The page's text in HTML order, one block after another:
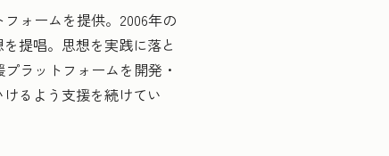
ォームを提供。2006年の
提唱。思想を実践に落と
ラットフォームを開発・
るよう支援を続けてい